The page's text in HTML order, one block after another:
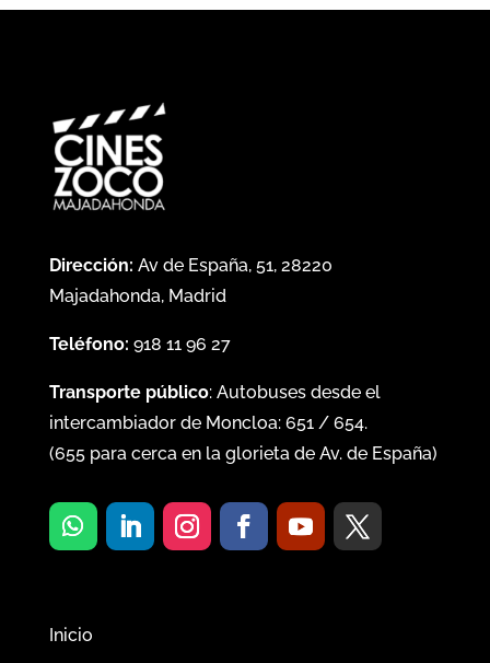
Dirección: Av de España, 51, 28220
Majadahonda, Madrid
Teléfono: 918 11 96 27
Transporte público: Autobuses desde el
intercambiador de Moncloa: 651/ 654.
(655para cerca en la glorieta de Av. de España)
Inicio